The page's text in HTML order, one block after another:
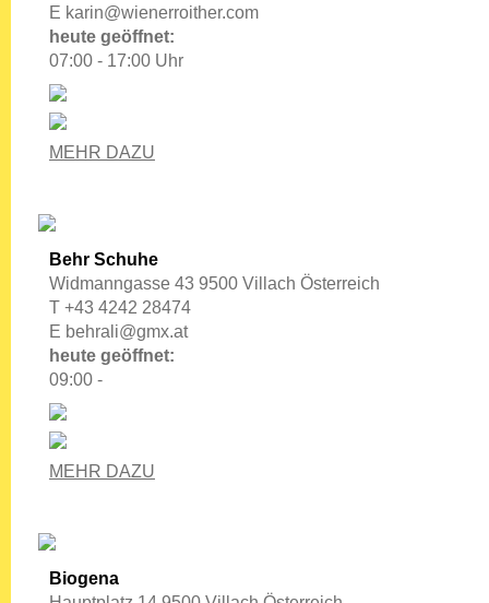
E karin@wienerroither.com
heute geöffnet:
07:00 - 17:00 Uhr
MEHR DAZU
Behr Schuhe
Widmanngasse 43 9500 Villach Österreich
T +43 4242 28474
E behrali@gmx.at
heute geöffnet:
09:00 -
MEHR DAZU
Biogena